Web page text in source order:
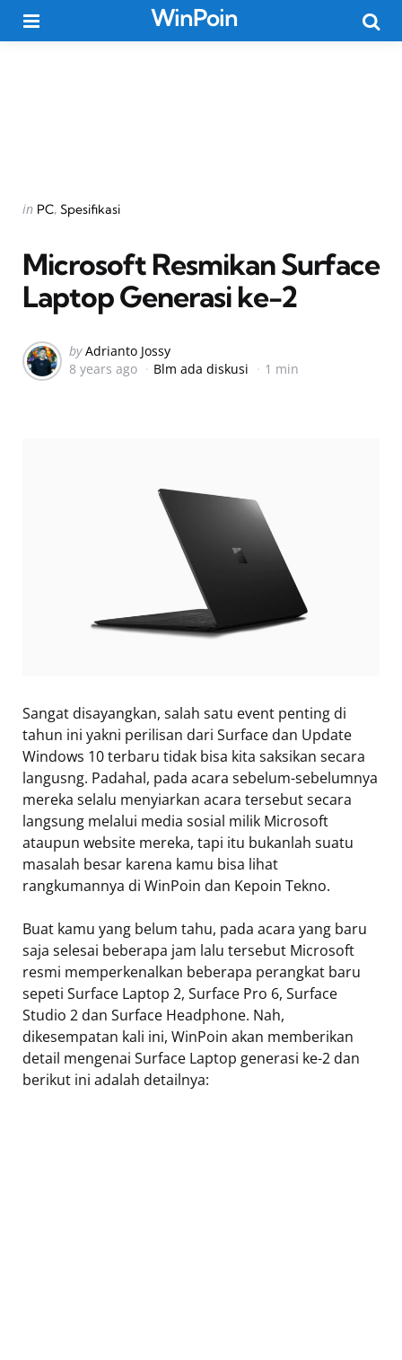
WinPoin
Categories
Posted
in PC Spesifikasi
Microsoft Resmikan Surface
Laptop Generasi ke-2
Posted
by
by Adrianto Jossy
8 years ago
Blm ada diskusi 1 min
Sangat disayangkan, salah satu event penting di
tahun ini yakni perilisan dari Surface dan Update
Windows 10 terbaru tidak bisa kita saksikan secara
langusng. Padahal, pada acara sebelum-sebelumnya
mereka selalu menyiarkan acara tersebut secara
langsung melalui media sosial milik Microsoft
ataupun website mereka, tapi itu bukanlah suatu
masalah besar karena kamu bisa lihat
rangkumannya di WinPoin dan Kepoin Tekno.
Buat kamu yang belum tahu, pada acara yang baru
saja selesai beberapa jam lalu tersebut Microsoft
resmi memperkenalkan beberapa perangkat baru
sepeti Surface Laptop 2, Surface Pro 6, Surface
Studio 2 dan Surface Headphone. Nah,
dikesempatan kali ini, WinPoin akan memberikan
detail mengenai Surface Laptop generasi ke-2 dan
berikut ini adalah detailnya: